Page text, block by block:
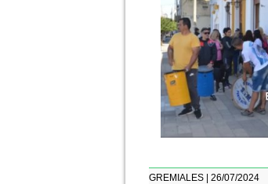
GREMIALES | 26/07/2024